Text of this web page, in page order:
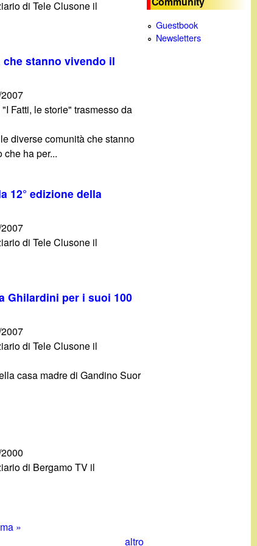
di Tele Clusone il
stanno vivendo il
Fatti, le storie" trasmesso da
diverse comunità che stanno
ha per...
12° edizione della
di Tele Clusone il
Ghilardini per i suoi 100
di Tele Clusone il
casa madre di Gandino Suor
di Bergamo TV il
»
altro
Guestbook
Newsletters